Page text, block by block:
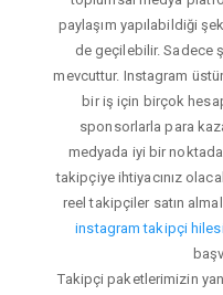
paylaşım yapılabildiği
de geçilebilir. Sadece
mevcuttur. Instagram
bir iş için birçok
sponsorlarla para
medyada iyi bir
takipçiye ihtiyacınız
reel takipçiler satın
instagram takipçi
Takipçi paketlerimizin